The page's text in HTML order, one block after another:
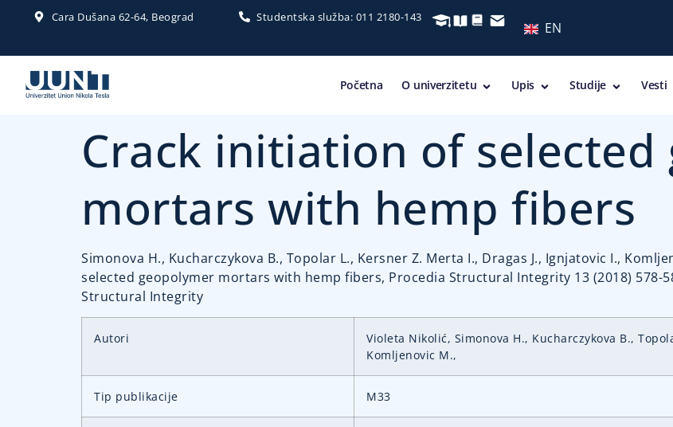
Cara Dušana 62-64, Beograd Studentska služba: 011 2180-143
EN
Početna O univerzitetu Upis Studije Vesti
Crack initiation of
mortars with hemp fibers
Simonova H., Kucharczykova B., Topolar L., Kersner Z. Merta I., Dragas J., Ignjatovic I.,
selected geopolymer mortars with hemp fibers, Procedia Structural Integrity 13 (2018) 578-
Structural Integrity
Autori
Violeta Nikolić, Simonova H., Kucharczykova B.,
Komljenovic M.,
Tip publikacije M33